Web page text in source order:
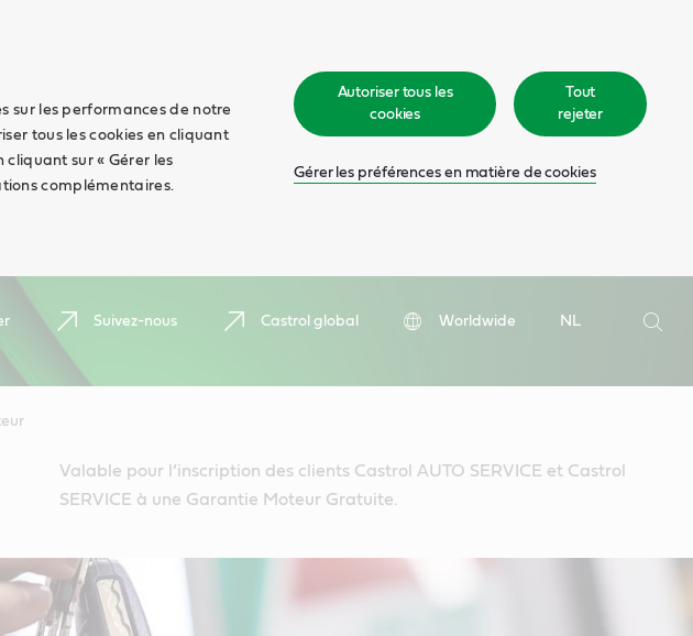
sur les performances de notre
tous les cookies en cliquant
cliquant sur « Gérer les
complémentaires.
Autoriser tous les
cookies
Tout
rejeter
Gérer les préférences en matière de cookies
Suivez-nous Castrol global Worldwide
NL
Valable pour l’inscription des clients Castrol AUTO SERVICE et Castrol
SERVICE à une Garantie Moteur Gratuite.